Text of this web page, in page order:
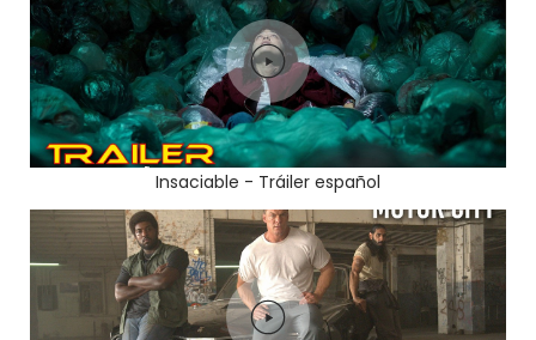
Insaciable - Tráiler español